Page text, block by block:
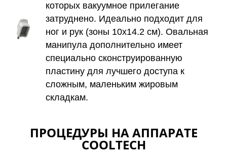
которых вакуумное прилегание
затруднено. Идеально подходит для
ног и рук (зоны 10х14.2 см). Овальная
манипула дополнительно имеет
специально сконструированную
пластину для лучшего доступа к
сложным, маленьким жировым
складкам.
ПРОЦЕДУРЫ НА АППАРАТЕ
COOLTECH
4-х ступенчатое омоложение BBL
Лазерная биоревитализация Elite+
Биоревитализация и увлажнение
Коррекция мимических морщин
Микротоковая терапия